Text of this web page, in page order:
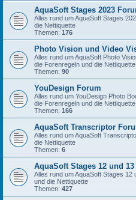
AquaSoft Stages 2023
Alles rund um AquaSoft Stages
die Nettiquette
Themen: 176
Photo Vision und Video
Alles rund um AquaSoft Photo
die Forenregeln und die Nettiquette
Themen: 90
YouDesign Forum
Alles rund um YouDesign Photo
die Forenregeln und die Nettiquette
Themen: 166
AquaSoft Transcriptor
Alles rund um AquaSoft
die Nettiquette
Themen: 6
AquaSoft Stages 12 und
Alles rund um AquaSoft Stages
und die Nettiquette
Themen: 427